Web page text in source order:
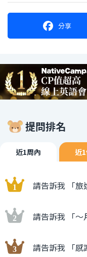
分享
提問排名
近1周內 近
請告訴我 「旅
請告訴我 「〜
請告訴我 「感